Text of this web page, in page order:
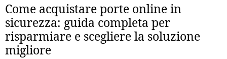
Come acquistare porte online in
sicurezza: guida completa per
risparmiare e scegliere la soluzione
migliore